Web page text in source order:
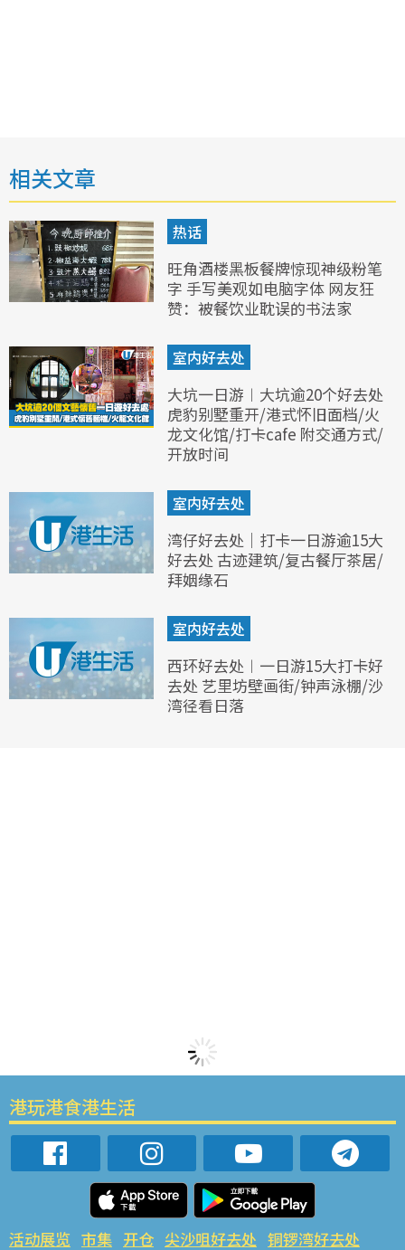
相关文章
热话
旺角酒楼黑板餐牌惊现神级粉笔
字 手写美观如电脑字体 网友狂
赞：被餐饮业耽误的书法家
室内好去处
大坑一日游︱大坑逾20个好去处
虎豹别墅重开/港式怀旧面档/火
龙文化馆/打卡cafe 附交通方式/
开放时间
室内好去处
湾仔好去处｜打卡一日游逾15大
好去处 古迹建筑/复古餐厅茶居/
拜姻缘石
室内好去处
西环好去处︱一日游15大打卡好
去处 艺里坊壁画街/钟声泳棚/沙
湾径看日落
港玩港食港生活
活动展览 市集 开仓 尖沙咀好去处 铜锣湾好去处